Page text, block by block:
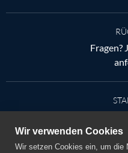
Fragen?
67059
Wir verwenden Cookies
Wir setzen Cookies ein, um die